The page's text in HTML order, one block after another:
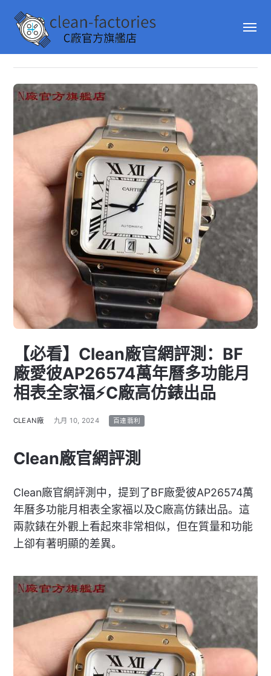
【必看】Clean廠官網評測：BF
廠愛彼AP26574萬年曆多功能月
相表全家福⚡C廠高仿錶出品
CLEAN廠 九月 10, 2024 百達翡利
Clean廠官網評測
Clean廠官網評測中，提到了BF廠愛彼AP26574萬
年曆多功能月相表全家福以及C廠高仿錶出品。這
兩款錶在外觀上看起來非常相似，但在質量和功能
上卻有著明顯的差異。